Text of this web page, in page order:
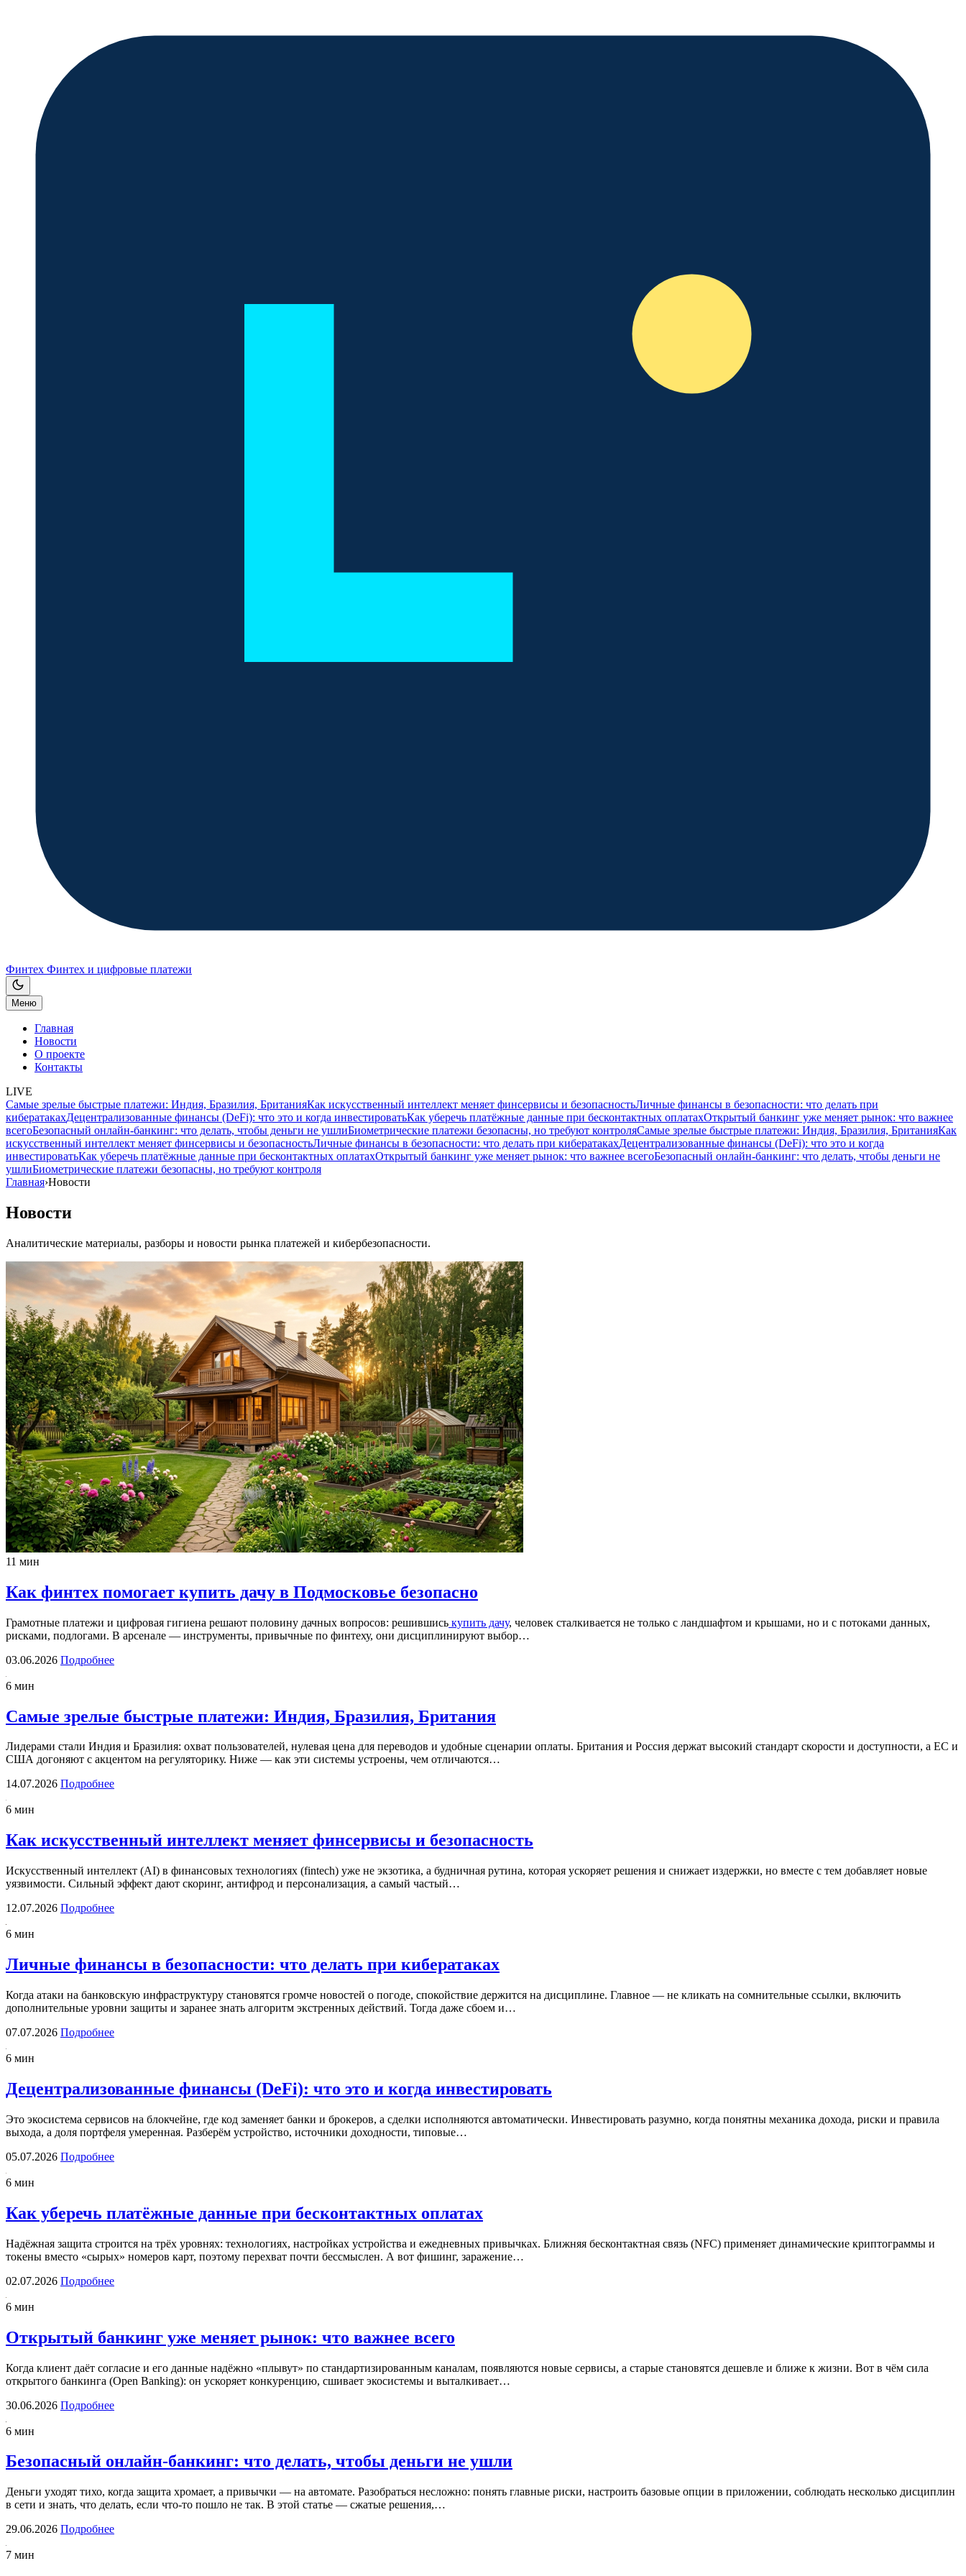
Финтех Финтех и цифровые платежи
Меню
Главная
Новости
О проекте
Контакты
LIVE
Самые зрелые быстрые платежи: Индия, Бразилия, БританияКак искусственный интеллект меняет финсервисы и безопасностьЛичные финансы в безопасности: что делать при
кибератакахДецентрализованные финансы (DeFi): что это и когда инвестироватьКак уберечь платёжные данные при бесконтактных оплатахОткрытый банкинг уже меняет рынок: что важнее
всегоБезопасный онлайн-банкинг: что делать, чтобы деньги не ушлиБиометрические платежи безопасны, но требуют контроляСамые зрелые быстрые платежи: Индия, Бразилия, БританияКак
искусственный интеллект меняет финсервисы и безопасностьЛичные финансы в безопасности: что делать при кибератакахДецентрализованные финансы (DeFi): что это и когда
инвестироватьКак уберечь платёжные данные при бесконтактных оплатахОткрытый банкинг уже меняет рынок: что важнее всегоБезопасный онлайн-банкинг: что делать, чтобы деньги не
ушлиБиометрические платежи безопасны, но требуют контроля
Главная›Новости
Новости
Аналитические материалы, разборы и новости рынка платежей и кибербезопасности.
11 мин
Как финтех помогает купить дачу в Подмосковье безопасно
Грамотные платежи и цифровая гигиена решают половину дачных вопросов: решившись купить дачу, человек сталкивается не только с ландшафтом и крышами, но и с потоками данных,
рисками, подлогами. В арсенале — инструменты, привычные по финтеху, они дисциплинируют выбор…
03.06.2026 Подробнее
6 мин
Самые зрелые быстрые платежи: Индия, Бразилия, Британия
Лидерами стали Индия и Бразилия: охват пользователей, нулевая цена для переводов и удобные сценарии оплаты. Британия и Россия держат высокий стандарт скорости и доступности, а ЕС и
США догоняют с акцентом на регуляторику. Ниже — как эти системы устроены, чем отличаются…
14.07.2026 Подробнее
6 мин
Как искусственный интеллект меняет финсервисы и безопасность
Искусственный интеллект (AI) в финансовых технологиях (fintech) уже не экзотика, а будничная рутина, которая ускоряет решения и снижает издержки, но вместе с тем добавляет новые
уязвимости. Сильный эффект дают скоринг, антифрод и персонализация, а самый частый…
12.07.2026 Подробнее
6 мин
Личные финансы в безопасности: что делать при кибератаках
Когда атаки на банковскую инфраструктуру становятся громче новостей о погоде, спокойствие держится на дисциплине. Главное — не кликать на сомнительные ссылки, включить
дополнительные уровни защиты и заранее знать алгоритм экстренных действий. Тогда даже сбоем и…
07.07.2026 Подробнее
6 мин
Децентрализованные финансы (DeFi): что это и когда инвестировать
Это экосистема сервисов на блокчейне, где код заменяет банки и брокеров, а сделки исполняются автоматически. Инвестировать разумно, когда понятны механика дохода, риски и правила
выхода, а доля портфеля умеренная. Разберём устройство, источники доходности, типовые…
05.07.2026 Подробнее
6 мин
Как уберечь платёжные данные при бесконтактных оплатах
Надёжная защита строится на трёх уровнях: технологиях, настройках устройства и ежедневных привычках. Ближняя бесконтактная связь (NFC) применяет динамические криптограммы и
токены вместо «сырых» номеров карт, поэтому перехват почти бессмыслен. А вот фишинг, заражение…
02.07.2026 Подробнее
6 мин
Открытый банкинг уже меняет рынок: что важнее всего
Когда клиент даёт согласие и его данные надёжно «плывут» по стандартизированным каналам, появляются новые сервисы, а старые становятся дешевле и ближе к жизни. Вот в чём сила
открытого банкинга (Open Banking): он ускоряет конкуренцию, сшивает экосистемы и выталкивает…
30.06.2026 Подробнее
6 мин
Безопасный онлайн-банкинг: что делать, чтобы деньги не ушли
Деньги уходят тихо, когда защита хромает, а привычки — на автомате. Разобраться несложно: понять главные риски, настроить базовые опции в приложении, соблюдать несколько дисциплин
в сети и знать, что делать, если что-то пошло не так. В этой статье — сжатые решения,…
29.06.2026 Подробнее
7 мин